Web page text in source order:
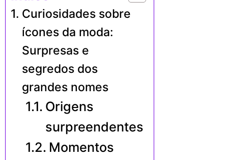
Curiosidades sobre
ícones da moda:
Surpresas e
segredos dos
grandes nomes
Origens
surpreendentes
Momentos